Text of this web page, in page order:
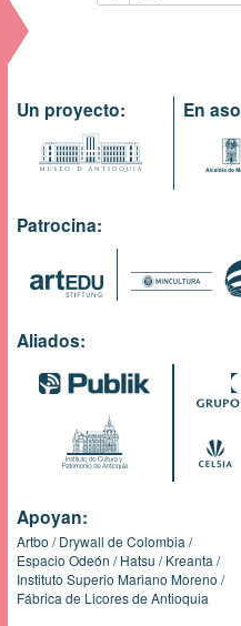
Un proyecto: En
Patrocina:
Aliados:
Apoyan:
Artbo
Drywall de Colombia
Espacio Odeón
Hatsu
Kreanta
Instituto Superio Mariano Moreno
Fábrica de Licores de Antioquia